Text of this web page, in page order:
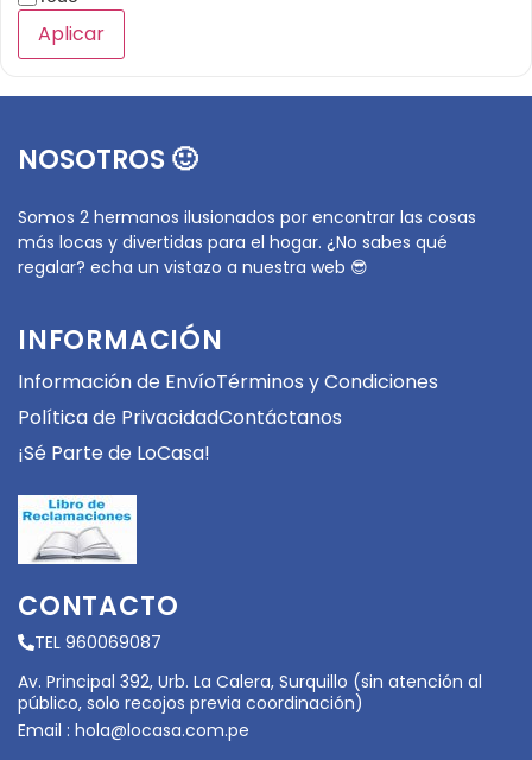
Aplicar
NOSOTROS 🙂
Somos 2 hermanos ilusionados por encontrar las cosas
más locas y divertidas para el hogar. ¿No sabes qué
regalar? echa un vistazo a nuestra web 😎
INFORMACIÓN
Información de EnvíoTérminos y Condiciones
Política de PrivacidadContáctanos
¡Sé Parte de LoCasa!
CONTACTO
TEL 960069087
Av. Principal 392, Urb. La Calera, Surquillo (sin atención al
público, solo recojos previa coordinación)
Email : hola@locasa.com.pe